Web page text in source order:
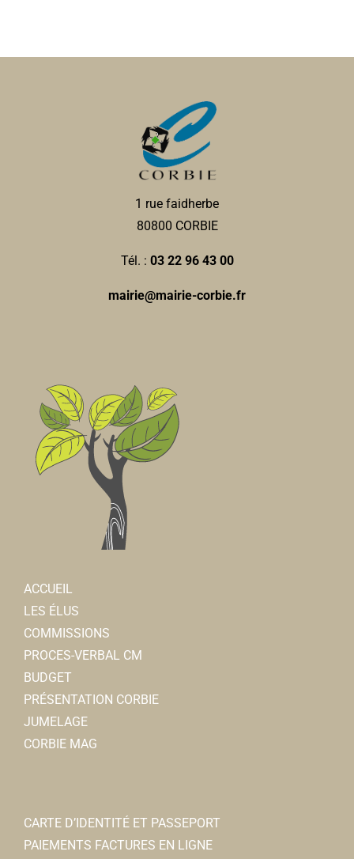
1 rue faidherbe
80800 CORBIE
Tél. : 03 22 96 43 00
mairie@mairie-corbie.fr
ACCUEIL
LES ÉLUS
COMMISSIONS
PROCES-VERBAL CM
BUDGET
PRÉSENTATION CORBIE
JUMELAGE
CORBIE MAG
CARTE D’IDENTITÉ ET PASSEPORT
PAIEMENTS FACTURES EN LIGNE